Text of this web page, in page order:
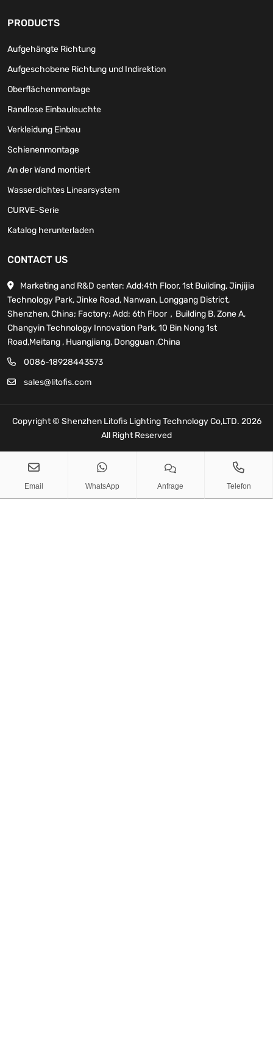
PRODUCTS
Aufgehängte Richtung
Aufgeschobene Richtung und Indirektion
Oberflächenmontage
Randlose Einbauleuchte
Verkleidung Einbau
Schienenmontage
An der Wand montiert
Wasserdichtes Linearsystem
CURVE-Serie
Katalog herunterladen
CONTACT US
Marketing and R&D center: Add:4th Floor, 1st Building, Jinjijia
Technology Park, Jinke Road, Nanwan, Longgang District,
Shenzhen, China; Factory: Add: 6th Floor，Building B, Zone A,
Changyin Technology Innovation Park, 10 Bin Nong 1st
Road,Meitang , Huangjiang, Dongguan ,China
0086-18928443573
sales@litofis.com
Copyright © Shenzhen Litofis Lighting Technology Co,LTD. 2026
All Right Reserved
Email
sales@litofis.com Copy
WhatsApp Anfrage Telefon